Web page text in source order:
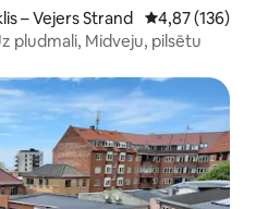
– Vejers Strand Vidējais
4,87 (136)
pludmali, Midveju, pilsētu